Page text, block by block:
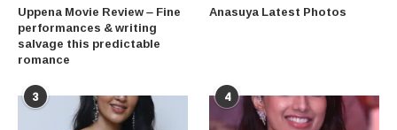
Uppena Movie Review – Fine
performances & writing
salvage this predictable
romance
Anasuya Latest Photos
3 4